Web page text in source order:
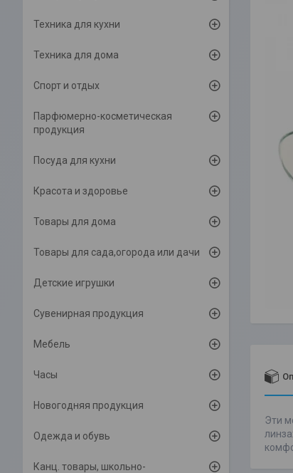
Эти
Техника для кухни
Техника для дома
Спорт и отдых
Парфюмерно-косметическая
продукция
Посуда для кухни
Красота и здоровье
Товары для дома
Товары для сада,огорода или дачи
Детские игрушки
Сувенирная продукция
Мебель
Часы
Новогодняя продукция
Одежда и обувь
Канц. товары, школьно-